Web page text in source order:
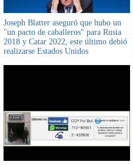
Joseph Blatter aseguró que hubo un
"un pacto de caballeros" para Rusia
2018 y Catar 2022, este último debió
realizarse Estados Unidos